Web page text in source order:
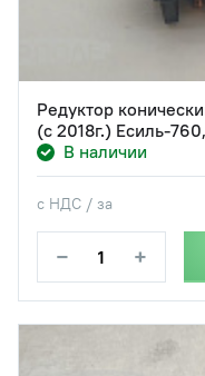
Редуктор
(с 2018г.) Есиль-
В наличии
с НДС / за
− +